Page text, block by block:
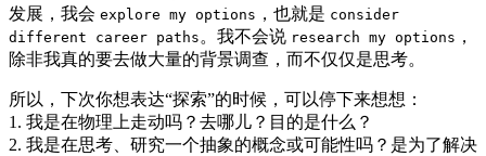
发展，我会 explore my options ，也就是 consider
different career paths 。我不会说 research my options ，
除非我真的要去做大量的背景调查，而不仅仅是思考。
所以，下次你想表达“探索”的时候，可以停下来想想：
1. 我是在物理上走动吗？去哪儿？目的是什么？
2. 我是在思考、研究一个抽象的概念或可能性吗？是为了解决